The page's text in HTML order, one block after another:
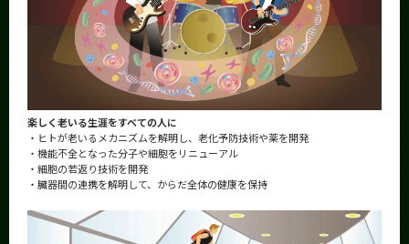
楽しく老いる生涯をすべての人に
・ヒトが老いるメカニズムを解明し、老化予防技術や薬を開発
・機能不全となった分子や細胞をリニューアル
・細胞の若返り技術を開発
・臓器間の連携を解明して、からだ全体の健康を保持